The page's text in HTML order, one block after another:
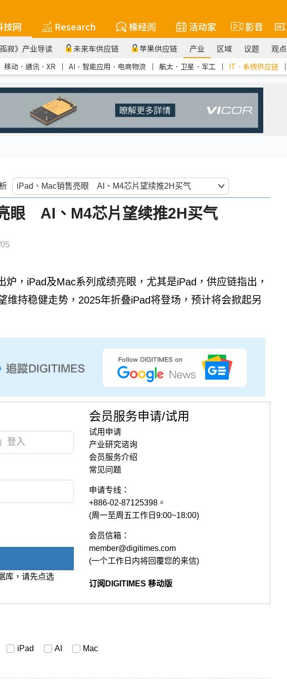
技网 Research 椽经阁 活动家 影音
寂》产业导读 未来车供应链 苹果供应链 产业 区域 议题 观点
移动．通讯．XR ｜ AI．智能应用．电商物流 ｜ 航太．卫星．军工 ｜ IT．系统供应链 ｜
眼 AI、M4芯片望续推2H买气
炉，iPad及Mac系列成绩亮眼，尤其是iPad，供应链指出，
维持稳健走势，2025年折叠iPad将登场，预计将会掀起另
库，请先点选
会员服务申请/试用
试用申请
产业研究谘询
会员服务介绍
常见问题
申请专线：
+886-02-87125398。
(周一至周五工作日9:00~18:00)
会员信箱：
member@digitimes.com
(一个工作日内将回覆您的来信)
订阅DIGITIMES 移动版
iPad AI Mac